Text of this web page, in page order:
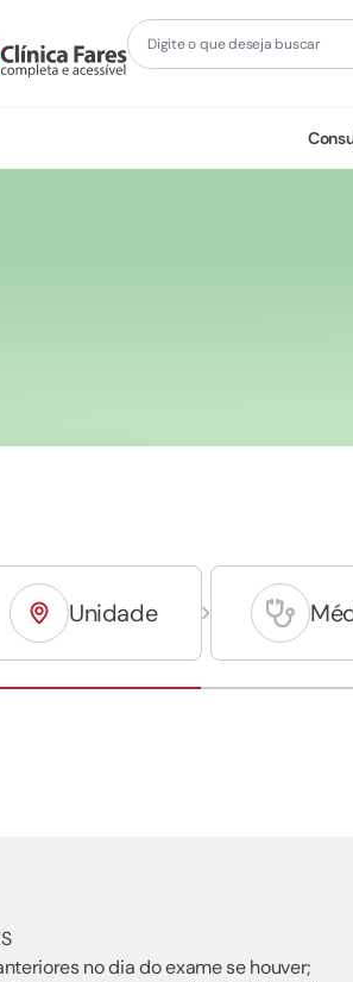
Unidade
no dia do exame se houver;